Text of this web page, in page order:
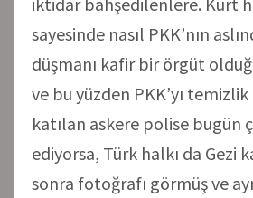
sayesinde nasıl PKK’nın
düşmanı kafir bir örgüt
ve bu yüzden PKK’yı
katılan askere polise bugün
ediyorsa, Türk halkı da Gezi
sonra fotoğrafı görmüş ve